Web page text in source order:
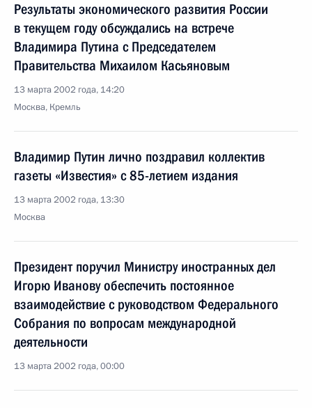
Результаты экономического развития России
в текущем году обсуждались на встрече
Владимира Путина с Председателем
Правительства Михаилом Касьяновым
13 марта 2002 года, 14:20
Москва, Кремль
Владимир Путин лично поздравил коллектив
газеты «Известия» с 85-летием издания
13 марта 2002 года, 13:30
Москва
Президент поручил Министру иностранных дел
Игорю Иванову обеспечить постоянное
взаимодействие с руководством Федерального
Собрания по вопросам международной
деятельности
13 марта 2002 года, 00:00